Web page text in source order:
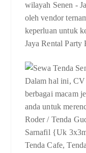
wilayah Senen -
oleh vendor
keperluan untuk
Jaya Rental Party
Dalam hal ini, CV
berbagai macam
anda untuk
Roder / Tenda
Sarnafil {Uk
Tenda Cafe,